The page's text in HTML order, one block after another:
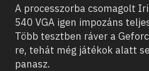
A processzorba csomagolt
540 VGA igen impozáns
Több tesztben ráver a
re, tehát még játékok alatt
panasz.